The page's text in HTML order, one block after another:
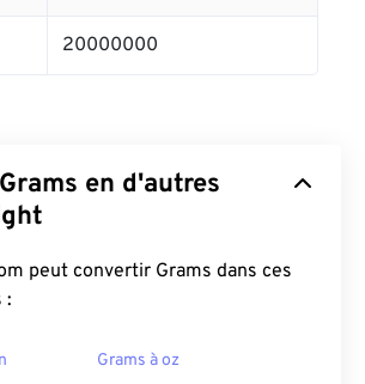
20000000
en d'autres
peut convertir Grams dans ces
:
Grams à oz